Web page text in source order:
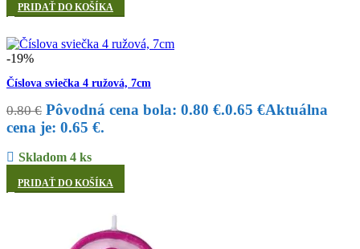
PRIDAŤ DO KOŠÍKA
-19%
Číslova sviečka 4 ružová, 7cm
0.80€ Pôvodná cena bola: 0.80 €.0.65 €Aktuálna
cena je: 0.65 €.
Skladom 4 ks
PRIDAŤ DO KOŠÍKA